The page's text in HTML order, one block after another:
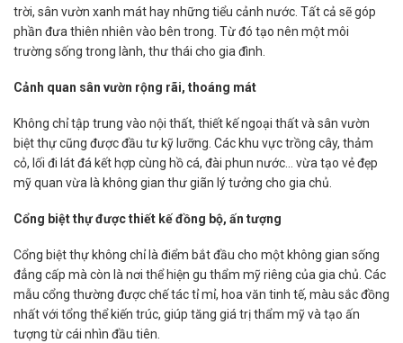
trời, sân vườn xanh mát hay những tiểu cảnh nước. Tất cả sẽ góp
phần đưa thiên nhiên vào bên trong. Từ đó tạo nên một môi
trường sống trong lành, thư thái cho gia đình.
Cảnh quan sân vườn rộng rãi, thoáng mát
Không chỉ tập trung vào nội thất, thiết kế ngoại thất và sân vườn
biệt thự cũng được đầu tư kỹ lưỡng. Các khu vực trồng cây, thảm
cỏ, lối đi lát đá kết hợp cùng hồ cá, đài phun nước… vừa tạo vẻ đẹp
mỹ quan vừa là không gian thư giãn lý tưởng cho gia chủ.
Cổng biệt thự được thiết kế đồng bộ, ấn tượng
Cổng biệt thự không chỉ là điểm bắt đầu cho một không gian sống
đẳng cấp mà còn là nơi thể hiện gu thẩm mỹ riêng của gia chủ. Các
mẫu cổng thường được chế tác tỉ mỉ, hoa văn tinh tế, màu sắc đồng
nhất với tổng thể kiến trúc, giúp tăng giá trị thẩm mỹ và tạo ấn
tượng từ cái nhìn đầu tiên.